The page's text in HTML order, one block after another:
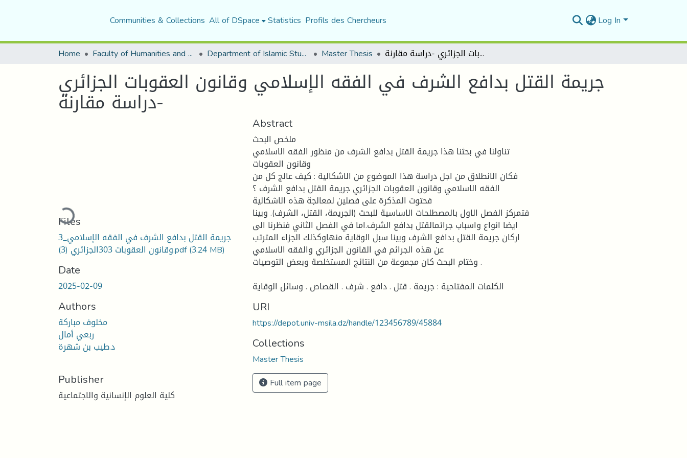
Communities & Collections All of DSpace Statistics Profils des Chercheurs Log In
Home Faculty of Humanities and Social Sciences Department of Islamic Studies Master Thesis جريمة القتل بدافع الشرف في الفقه الإسلامي وقانون العقوبات الجزائري -دراسة مقارنة
جريمة القتل بدافع الشرف في الفقه الإسلامي وقانون العقوبات الجزائري
-دراسة مقارنة
Loading...
Files
3_جريمة القتل بدافع الشرف في الفقه الإسلامي
وقانون العقوبات 303الجزائري (3).pdf(3.24 MB)
Date
2025-02-09
Authors
مخلوف مباركة
ربعي أمال
د.طيب بن شهرة
Publisher
كلية العلوم الإنسانية والاجتماعية
Abstract
ملخص البحث
تناولنا في بحثنا هذا جريمة القتل بدافع الشرف من منظور الفقه الاسلامي
وقانون العقوبات
فكان الانطلاق من اجل دراسة هذا الموضوع من الاشكالية : كيف عالج كل من
الفقه الاسلامي وقانون العقوبات الجزائري جريمة القتل بدافع الشرف ؟
فحتوت المذكرة على فصلين لمعالجة هذه الاشكالية
فتمركز الفصل الاول بالمصطلحات الاساسية للبحث (الجريمة، القتل، الشرف). وبينا
ايضا انواع واسباب جرائمالقتل بدافع الشرف.اما في الفصل الثاني فنظرنا الى
اركان جريمة القتل بدافع الشرف وبينا سبل الوقاية منهاوكذلك الجزاء المترتب
عن هذه الجرائم في القانون الجزائري والفقه الاسلامي
وختام البحث كان مجموعة من النتائج المستخلصة وبعض التوصيات .
الكلمات المفتاحية : جريمة . قتل . دافع . شرف . القصاص . وسائل الوقاية
URI
https://depot.univ-msila.dz/handle/123456789/45884
Collections
Master Thesis
Full item page